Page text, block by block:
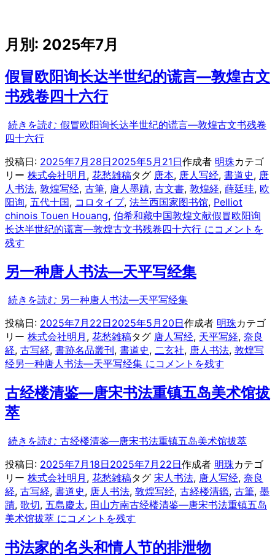
月別: 2025年7月
假冒欧阳询长达半世纪的谎言—敦煌古文
书残卷四十六行
続きを読む 假冒欧阳询长达半世纪的谎言—敦煌古文书残卷
四十六行
投稿日: 2025年7月28日2025年5月21日作成者 明珠カテゴ
リー 株式会社明月 , 花愁雑稿タグ 唐本, 唐人写经, 書道史, 唐
人书法, 敦煌写经, 古筆, 唐人墨蹟, 古文書, 敦煌経, 薛廷珪, 欧
阳询, 五代十国, コロタイプ, 法兰西国家图书馆, Pelliot
chinois Touen Houang, 伯希和藏中国敦煌文献假冒欧阳询
长达半世纪的谎言—敦煌古文书残卷四十六行 に コメントを
残す
另一种唐人书法—天平写经集
続きを読む 另一种唐人书法—天平写经集
投稿日: 2025年7月22日2025年5月20日作成者 明珠カテゴ
リー 株式会社明月 , 花愁雑稿タグ 唐人写经, 天平写経, 奈良
経, 古写経, 書跡名品叢刊, 書道史, 二玄社, 唐人书法, 敦煌写
经另一种唐人书法—天平写经集 にコメントを残す
古经楼清鉴—唐宋书法重镇五岛美术馆拔
萃
続きを読む 古经楼清鉴—唐宋书法重镇五岛美术馆拔萃
投稿日: 2025年7月18日2025年7月22日作成者 明珠カテゴ
リー 株式会社明月 , 花愁雑稿タグ 宋人书法, 唐人写经, 奈良
経, 古写経, 書道史, 唐人书法, 敦煌写经, 古経楼清鑑, 古筆, 墨
蹟, 歌切, 五島慶太, 田山方南古经楼清鉴—唐宋书法重镇五岛
美术馆拔萃 にコメントを残す
书法家的名头和情人节的排泄物